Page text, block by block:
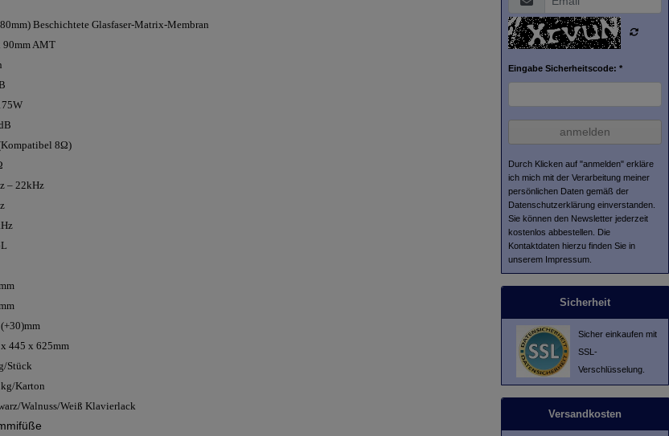
Beschichtete Glasfaser-Matrix-Membran
90mm AMT
8Ω)
– 22kHz
445 x 625mm
Stück
Karton
Walnuss/Weiß Klavierlack
Eingabe Sicherheitscode: *
anmelden
Durch Klicken auf "anmelden" erkläre
ich mich mit der Verarbeitung meiner
persönlichen Daten gemäß der
Datenschutzerklärung einverstanden.
Sie können den Newsletter jederzeit
kostenlos abbestellen. Die
Kontaktdaten hierzu finden Sie in
unserem Impressum.
Sicherheit
Sicher einkaufen mit
SSL-
Verschlüsselung.
Versandkosten